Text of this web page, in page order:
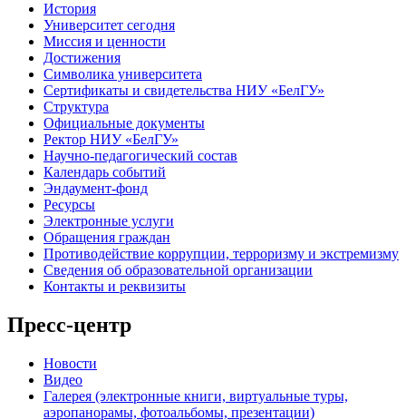
История
Университет сегодня
Миссия и ценности
Достижения
Символика университета
Сертификаты и свидетельства НИУ «БелГУ»
Структура
Официальные документы
Ректор НИУ «БелГУ»
Научно-педагогический состав
Календарь событий
Эндаумент-фонд
Ресурсы
Электронные услуги
Обращения граждан
Противодействие коррупции, терроризму и экстремизму
Сведения об образовательной организации
Контакты и реквизиты
Пресс-центр
Новости
Видео
Галерея (электронные книги, виртуальные туры,
аэропанорамы, фотоальбомы, презентации)